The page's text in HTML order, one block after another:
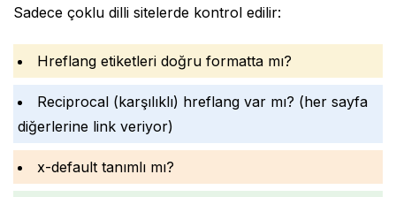
Sadece çoklu dilli sitelerde kontrol edilir:
Hreflang etiketleri doğru formatta mı?
Reciprocal (karşılıklı) hreflang var mı? (her sayfa
diğerlerine link veriyor)
x-default tanımlı mı?